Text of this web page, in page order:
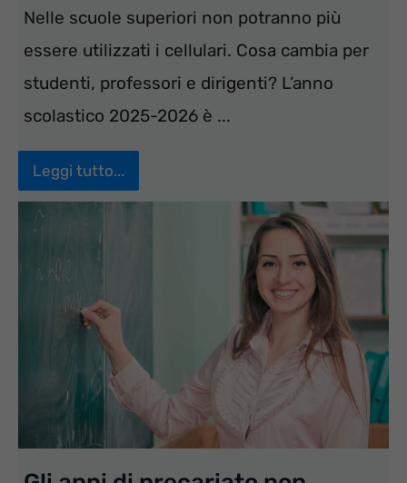
Nelle scuole superiori non potranno più
essere utilizzati i cellulari. Cosa cambia per
studenti, professori e dirigenti? L’anno
scolastico 2025-2026 è ...
Leggi tutto...